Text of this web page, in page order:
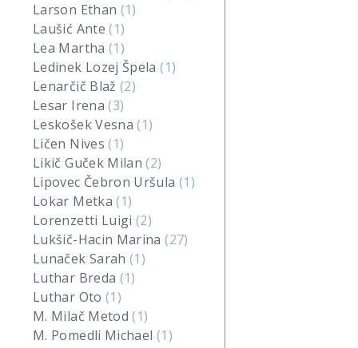
Larson Ethan (1)
Laušić Ante(1)
Lea Martha (1)
Ledinek Lozej Špela(1)
Lenarčič Blaž(2)
Lesar Irena(3)
Leskošek Vesna(1)
Ličen Nives(1)
Likič Guček Milan(2)
Lipovec Čebron Uršula (1)
Lokar Metka(1)
Lorenzetti Luigi(2)
Lukšič-Hacin Marina(27)
Lunaček Sarah(1)
Luthar Breda (1)
Luthar Oto (1)
M. Milač Metod(1)
M. Pomedli Michael (1)